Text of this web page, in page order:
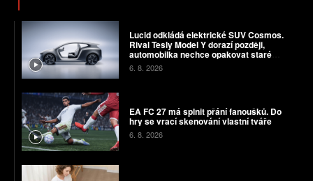
Lucid odkládá elektrické SUV Cosmos.
Rival Tesly Model Y dorazí později,
automobilka nechce opakovat staré
chyby
6. 8. 2026
EA FC 27 má splnit přání fanoušků. Do
hry se vrací skenování vlastní tváře
6. 8. 2026